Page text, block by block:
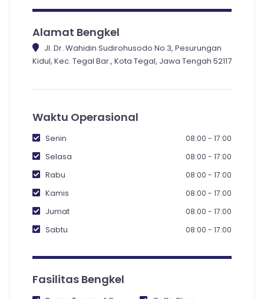
Alamat Bengkel
Jl. Dr. Wahidin Sudirohusodo No.3, Pesurungan
Kidul, Kec. Tegal Bar., Kota Tegal, Jawa Tengah 52117
Waktu Operasional
Senin 08:00 - 17:00
Selasa 08:00 - 17:00
Rabu 08:00 - 17:00
Kamis 08:00 - 17:00
Jumat 08:00 - 17:00
Sabtu 08:00 - 17:00
Fasilitas Bengkel